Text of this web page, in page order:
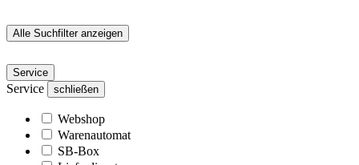
Alle Suchfilter anzeigen
Service
Service schließen
Webshop
Warenautomat
SB-Box